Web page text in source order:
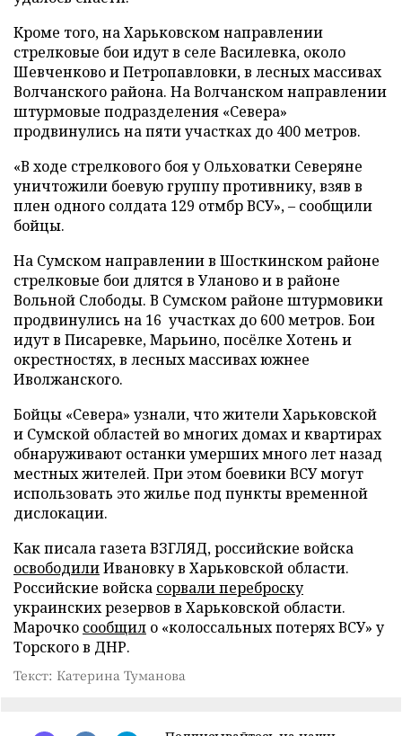
Кроме того, на Харьковском направлении
стрелковые бои идут в селе Василевка, около
Шевченково и Петропавловки, в лесных массивах
Волчанского района. На Волчанском направлении
штурмовые подразделения «Севера»
продвинулись на пяти участках до 400 метров.
«В ходе стрелкового боя у Ольховатки Северяне
уничтожили боевую группу противнику, взяв в
плен одного солдата 129 отмбр ВСУ», – сообщили
бойцы.
На Сумском направлении в Шосткинском районе
стрелковые бои длятся в Уланово и в районе
Вольной Слободы. В Сумском районе штурмовики
продвинулись на 16 участках до 600 метров. Бои
идут в Писаревке, Марьино, посёлке Хотень и
окрестностях, в лесных массивах южнее
Иволжанского.
Бойцы «Севера» узнали, что жители Харьковской
и Сумской областей во многих домах и квартирах
обнаруживают останки умерших много лет назад
местных жителей. При этом боевики ВСУ могут
использовать это жилье под пункты временной
дислокации.
Как писала газета ВЗГЛЯД, российские войска
освободилиИвановку в Харьковской области.
Российские войска сорвали переброску
украинских резервов в Харьковской области.
Марочко сообщил о «колоссальных потерях ВСУ» у
Торского в ДНР.
Текст: Катерина Туманова